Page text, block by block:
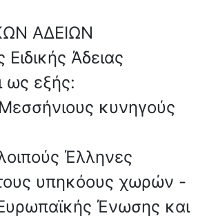
ΑΔΕΙΩΝ
Ειδικής Άδειας
ως εξής:
κυνηγούς
Έλληνες
υπηκόους χωρών -
Ένωσης και